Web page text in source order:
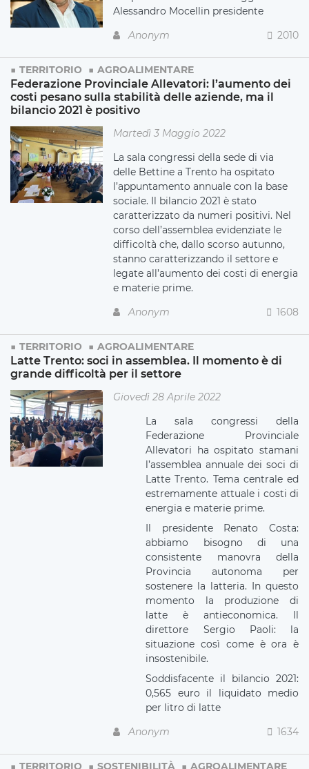
Alessandro Mocellin presidente
Anonym
2010
TERRITORIO AGROALIMENTARE
Federazione Provinciale Allevatori: l’aumento dei
costi pesano sulla stabilità delle aziende, ma il
bilancio 2021 è positivo
Martedì 3 Maggio 2022
La sala congressi della sede di via
delle Bettine a Trento ha ospitato
l’appuntamento annuale con la base
sociale. Il bilancio 2021 è stato
caratterizzato da numeri positivi. Nel
corso dell’assemblea evidenziate le
difficoltà che, dallo scorso autunno,
stanno caratterizzando il settore e
legate all’aumento dei costi di energia
e materie prime.
Anonym
1608
TERRITORIO AGROALIMENTARE
Latte Trento: soci in assemblea. Il momento è di
grande difficoltà per il settore
Giovedì 28 Aprile 2022
La sala congressi della
Federazione Provinciale
Allevatori ha ospitato stamani
l’assemblea annuale dei soci di
Latte Trento. Tema centrale ed
estremamente attuale i costi di
energia e materie prime.
Il presidente Renato Costa:
abbiamo bisogno di una
consistente manovra della
Provincia autonoma per
sostenere la latteria. In questo
momento la produzione di
latte è antieconomica. Il
direttore Sergio Paoli: la
situazione così come è ora è
insostenibile.
Soddisfacente il bilancio 2021:
0,565 euro il liquidato medio
per litro di latte
Anonym
1634
TERRITORIO SOSTENIBILITÀ AGROALIMENTARE